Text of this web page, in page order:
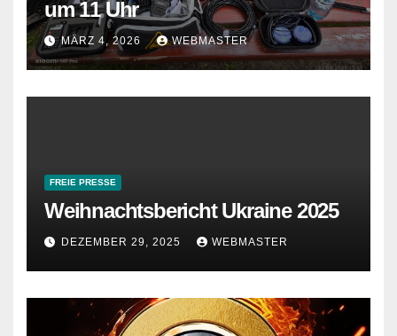
um 11 Uhr
MÄRZ 4, 2026 WEBMASTER
FREIE PRESSE
Weihnachtsbericht Ukraine 2025
DEZEMBER 29, 2025 WEBMASTER